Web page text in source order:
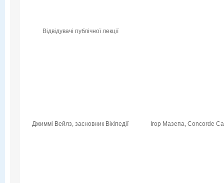
Відвідувачі публічної лекції
Джиммі Вейлз, засновник Вікіпедії Ігор Мазепа, Concorde